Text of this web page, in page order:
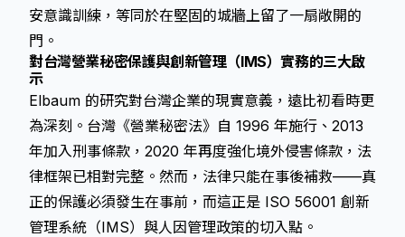
安意識訓練，等同於在堅固的城牆上留了一扇敞開的
門。
對台灣營業秘密保護與創新管理（IMS）實務的三大啟
示
Elbaum 的研究對台灣企業的現實意義，遠比初看時更
為深刻。台灣《營業秘密法》自 1996 年施行、2013
年加入刑事條款，2020 年再度強化境外侵害條款，法
律框架已相對完整。然而，法律只能在事後補救——真
正的保護必須發生在事前，而這正是 ISO 56001 創新
管理系統（IMS）與人因管理政策的切入點。